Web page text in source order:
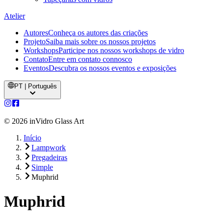
Atelier
AutoresConheça os autores das criações
ProjetoSaiba mais sobre os nossos projetos
WorkshopsParticipe nos nossos workshops de vidro
ContatoEntre em contato connosco
EventosDescubra os nossos eventos e exposições
PT | Português
© 2026 inVidro Glass Art
Início
Lampwork
Pregadeiras
Simple
Muphrid
Muphrid